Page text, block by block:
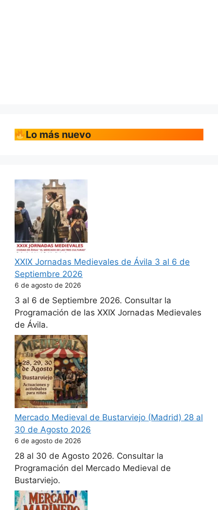
Lo más nuevo
XXIX Jornadas Medievales de Ávila 3 al 6 de
Septiembre 2026
6 de agosto de 2026
3 al 6 de Septiembre 2026. Consultar la
Programación de las XXIX Jornadas Medievales
de Ávila.
Mercado Medieval de Bustarviejo (Madrid) 28 al
30 de Agosto 2026
6 de agosto de 2026
28 al 30 de Agosto 2026. Consultar la
Programación del Mercado Medieval de
Bustarviejo.